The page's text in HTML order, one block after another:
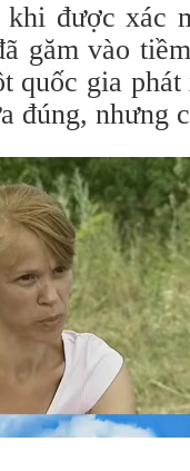
được xác
găm vào
quốc gia
đúng, nhưng